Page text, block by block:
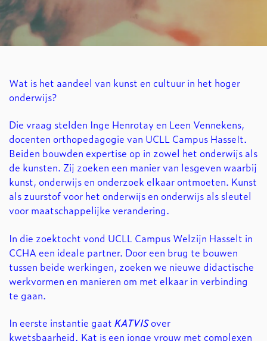
Wat is het aandeel van kunst en cultuur in het hoger
onderwijs?
Die vraag stelden Inge Henrotay en Leen Vennekens,
docenten orthopedagogie van UCLL Campus HasseIt.
Beiden bouwden expertise op in zowel het onderwijs als
de kunsten. Zij zoeken een manier van lesgeven waarbij
kunst, onderwijs en onderzoek elkaar ontmoeten. Kunst
als zuurstof voor het onderwijs en onderwijs als sleutel
voor maatschappelijke verandering.
In die zoektocht vond UCLL Campus Welzijn Hasselt in
CCHA een ideale partner. Door een brug te bouwen
tussen beide werkingen, zoeken we nieuwe didactische
werkvormen en manieren om met elkaar in verbinding
te gaan.
In eerste instantie gaat KATVISover
kwetsbaarheid. Kat is een jonge vrouw met complexen
Inzoomen